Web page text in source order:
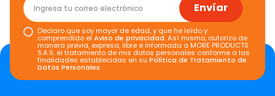
Envíar
Declaro que soy mayor de edad, y que he leído y
comprendido elAviso de privacidad. Así mismo, autorizo de
manera previa, expresa, libre e informada a MORE PRODUCTS
S.A.S. el tratamiento de mis datos personales conforme a las
finalidades establecidas en suPolítica de Tratamiento de
Datos Personales.